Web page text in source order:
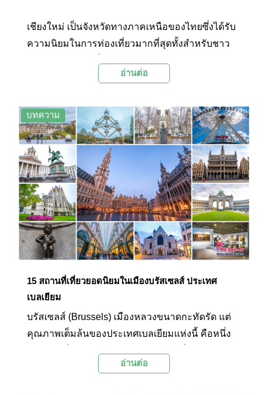
เชียงใหม่ เป็นจังหวัดทางภาคเหนือของไทยซึ่งได้รับ
ความนิยมในการท่องเที่ยวมากที่สุดทั้งสำหรับชาว
ธรรมชาติ สภาพอากาศที่เย็นสบาย และวัฒนธรรม
อ่านต่อ
บทความ
15 สถานที่เที่ยวยอดนิยมในเมืองบรัสเซลส์ ประเทศ
เบลเยียม
บรัสเซลส์ (Brussels) เมืองหลวงขนาดกะทัดรัด แต่
คุณภาพเต็มล้นของประเทศเบลเยียมแห่งนี้ คือหนึ่ง
ความรุ่มรวยทางประวัติศาสตร์ วัฒนธรรม
อ่านต่อ